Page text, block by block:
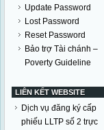
Update Password
Lost Password
Reset Password
Bảo trợ Tài chánh –
Poverty Guideline
LIÊN KẾT WEBSITE
Dịch vụ đăng ký cấp
phiếu LLTP số 2 trực